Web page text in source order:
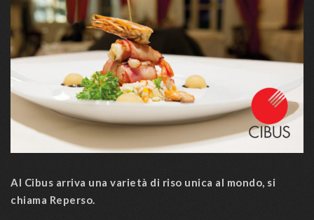
Al Cibus arriva una varietà di riso unica al mondo, si
chiama Reperso.